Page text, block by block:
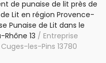
de punaise de lit près de
Lit en région Provence-
Punaise de Lit dans le
13 / Entreprise
les-Pins 13780